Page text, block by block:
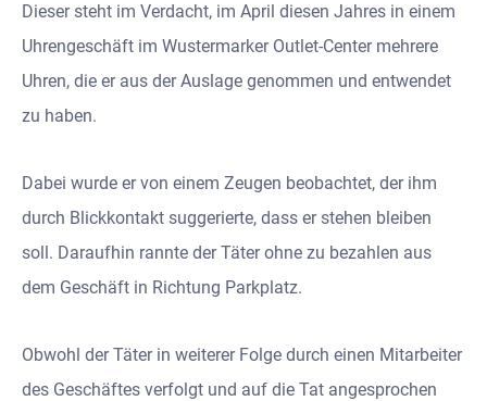
Dieser steht im Verdacht, im April diesen Jahres in einem
Uhrengeschäft im Wustermarker Outlet-Center mehrere
Uhren, die er aus der Auslage genommen und entwendet
zu haben.
Dabei wurde er von einem Zeugen beobachtet, der ihm
durch Blickkontakt suggerierte, dass er stehen bleiben
soll. Daraufhin rannte der Täter ohne zu bezahlen aus
dem Geschäft in Richtung Parkplatz.
Obwohl der Täter in weiterer Folge durch einen Mitarbeiter
des Geschäftes verfolgt und auf die Tat angesprochen